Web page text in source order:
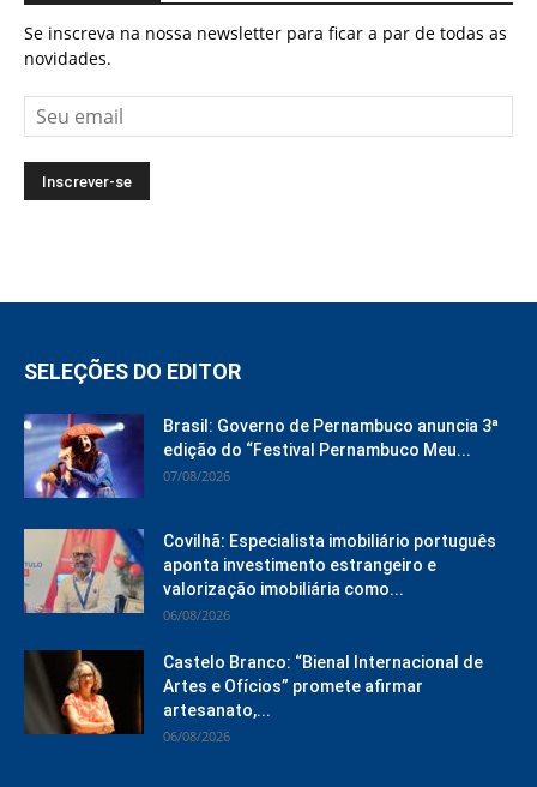
Se inscreva na nossa newsletter para ficar a par de todas as
novidades.
SELEÇÕES DO EDITOR
Brasil: Governo de Pernambuco anuncia 3ª
edição do “Festival Pernambuco Meu...
07/08/2026
Covilhã: Especialista imobiliário português
aponta investimento estrangeiro e
valorização imobiliária como...
06/08/2026
Castelo Branco: “Bienal Internacional de
Artes e Ofícios” promete afirmar
artesanato,...
06/08/2026